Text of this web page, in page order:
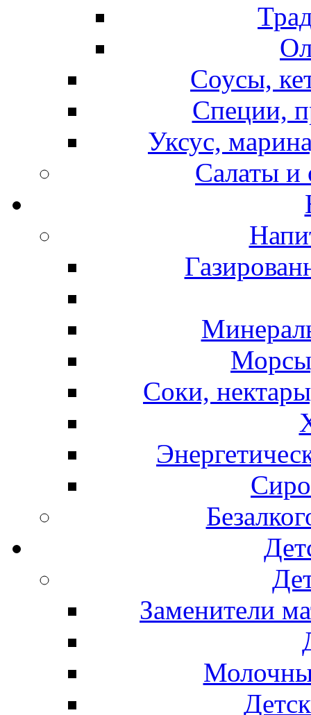
Соусы,
Специи,
Уксус,
Салаты и
Соки,
Заменители